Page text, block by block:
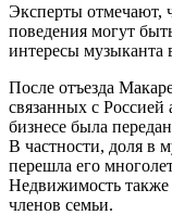
Эксперты отмечают,
поведения могут
интересы музыканта
После отъезда
связанных с Россией
бизнесе была
В частности, доля в
перешла его
Недвижимость также
членов семьи.